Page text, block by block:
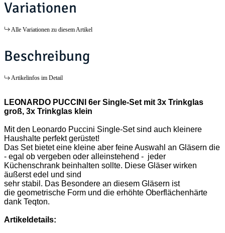
Variationen
Alle Variationen zu diesem Artikel
Beschreibung
Artikelinfos im Detail
LEONARDO PUCCINI 6er Single-Set mit 3x Trinkglas
groß, 3x Trinkglas klein
Mit den Leonardo Puccini Single-Set sind auch kleinere
Haushalte perfekt gerüstet!
Das Set bietet eine kleine aber feine Auswahl an Gläsern die
- egal ob vergeben oder alleinstehend - jeder
Küchenschrank beinhalten sollte. Diese Gläser wirken
äußerst edel und sind
sehr stabil. Das Besondere an diesem Gläsern ist
die geometrische Form und die erhöhte Oberflächenhärte
dank Teqton.
Artikeldetails: